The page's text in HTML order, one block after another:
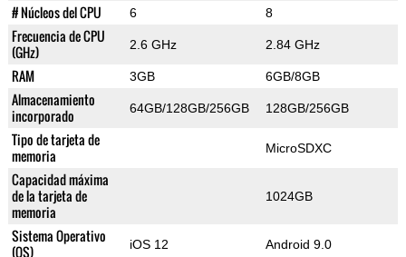
# Núcleos del CPU 6 8
Frecuencia de CPU
(GHz)
2.6 GHz 2.84 GHz
RAM 3GB 6GB/8GB
Almacenamiento
incorporado
64GB/128GB/256GB 128GB/256GB
Tipo de tarjeta de
memoria
MicroSDXC
Capacidad máxima
de la tarjeta de
memoria
1024GB
Sistema Operativo
(OS)
iOS 12 Android 9.0